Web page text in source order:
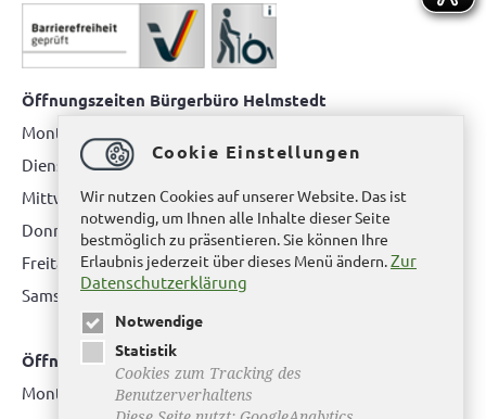
Öffnungszeiten Bürgerbüro Helmstedt
Montag: 08.00 bis 12.00 Uhr
Dienstag: 08.00 bis 12.00 Uhr & 15.00 Uhr bis 17.00 Uhr
Mittwoch: nur nach Terminvereinbarung
Donnerstag: 08.00 bis 12.00 Uhr & 14.00 Uhr bis 16.00 Uhr
Freitag: nur nach Terminvereinbarung
Samstag:bitte hier klicken
Öffnungszeiten Bürgerbüro Büddenstedt
Montag: 14:00 bis 16:00 Uhr
Cookie Einstellungen
Wir nutzen Cookies auf unserer Website. Das ist
notwendig, um Ihnen alle Inhalte dieser Seite
bestmöglich zu präsentieren. Sie können Ihre
Erlaubnis jederzeit über dieses Menü ändern.Zur
Datenschutzerklärung
Notwendige
Statistik
Cookies zum Tracking des
Benutzerverhaltens